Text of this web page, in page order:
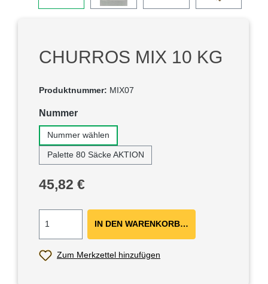
CHURROS MIX 10 KG
Produktnummer: MIX07
Nummerauswählen
Nummer wählen
Palette 80 Säcke AKTION
Regulärer Preis:
45,82 €
IN DEN WARENKORB ＋
Zum Merkzettel hinzufügen